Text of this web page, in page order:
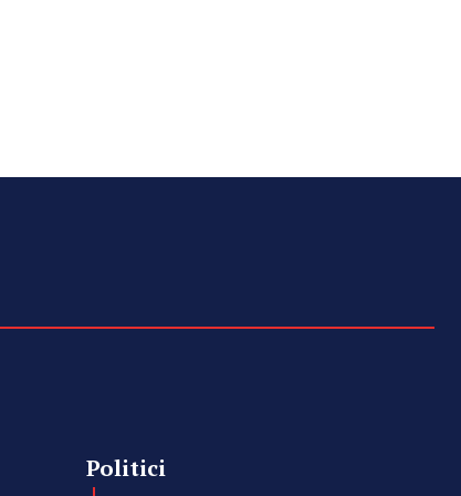
Politici